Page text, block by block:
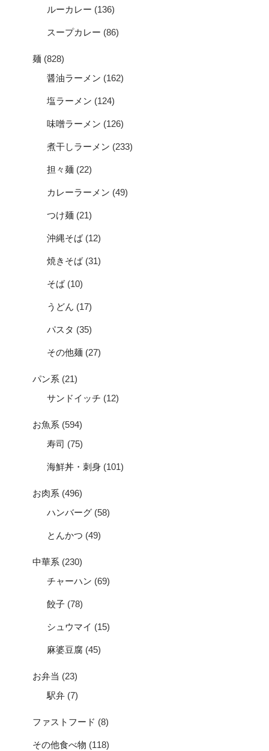
ルーカレー (136)
スープカレー (86)
麺 (828)
醤油ラーメン (162)
塩ラーメン (124)
味噌ラーメン (126)
煮干しラーメン (233)
担々麺 (22)
カレーラーメン (49)
つけ麺 (21)
沖縄そば(12)
焼きそば(31)
そば(10)
うどん (17)
パスタ (35)
その他麺 (27)
パン系 (21)
サンドイッチ (12)
お魚系 (594)
寿司 (75)
海鮮丼・刺身 (101)
お肉系 (496)
ハンバーグ (58)
とんかつ (49)
中華系 (230)
チャーハン (69)
餃子 (78)
シュウマイ (15)
麻婆豆腐 (45)
お弁当 (23)
駅弁 (7)
ファストフード (8)
その他食べ物 (118)